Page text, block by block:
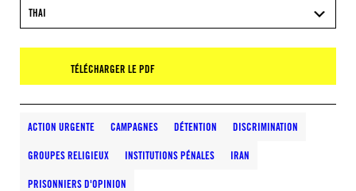
THAI
TÉLÉCHARGER LE PDF
ACTION URGENTE CAMPAGNES DÉTENTION DISCRIMINATION
GROUPES RELIGIEUX INSTITUTIONS PÉNALES IRAN
PRISONNIERS D'OPINION